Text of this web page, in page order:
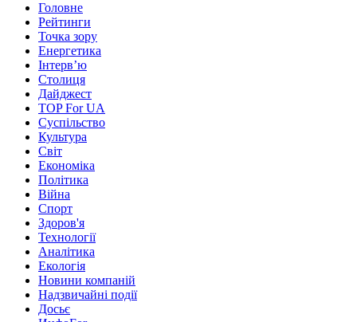
Головне
Рейтинги
Точка зору
Енергетика
Інтерв’ю
Столиця
Дайджест
TOP For UA
Суспiльство
Культура
Світ
Економіка
Політика
Війна
Спорт
Здоров'я
Технології
Аналітика
Екологія
Новини компаній
Надзвичайні події
Досьє